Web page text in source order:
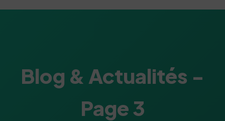
Blog & Actualités -
Page 3